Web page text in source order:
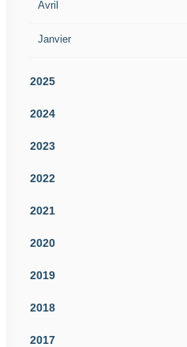
Avril
Janvier
2025
2024
2023
2022
2021
2020
2019
2018
2017